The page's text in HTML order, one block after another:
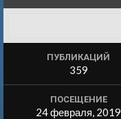
ПУБЛИКАЦИЙ
359
ПОСЕЩЕНИЕ
24 февраля, 2019